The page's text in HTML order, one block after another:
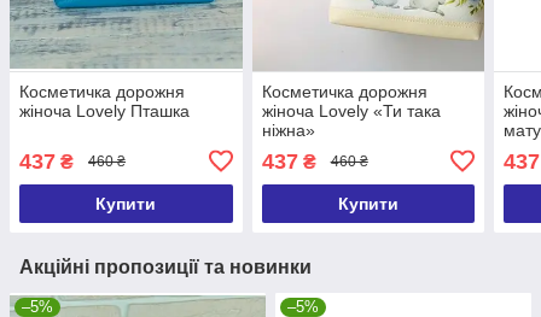
Косметичка дорожня
жіноча Lovely Пташка
437 ₴ 460 ₴
Купити
Косметичка дорожня
жіноча Lovely «Ти така
ніжна»
437₴ 460 ₴
Купити
437
Акційні пропозиції та новинки
–5% –5%